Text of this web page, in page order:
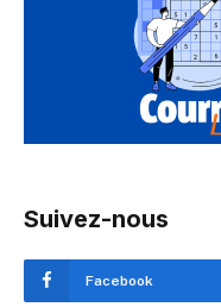
Suivez-nous
Facebook